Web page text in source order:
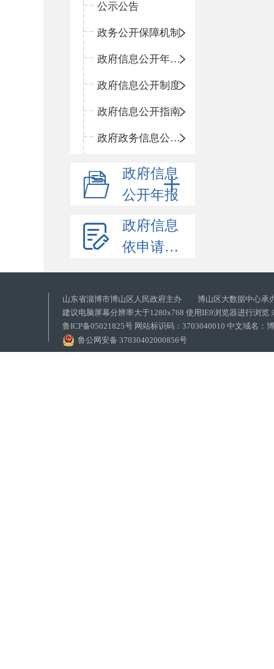
公示公告
政务公开保障机制
政府信息公开年度报告
政府信息公开制度
政府信息公开指南
政府政务信息公开目录
政府信息
公开年报
政府信息
依申请公开
山东省淄博市博山区人民政府主办 博山区大数据中心承
建议电脑屏幕分辨率大于1280x768 使用IE9浏览器进行浏览
鲁ICP备05021825号 网站标识码：3703040010 中文域名：
鲁公网安备 37030402000856号